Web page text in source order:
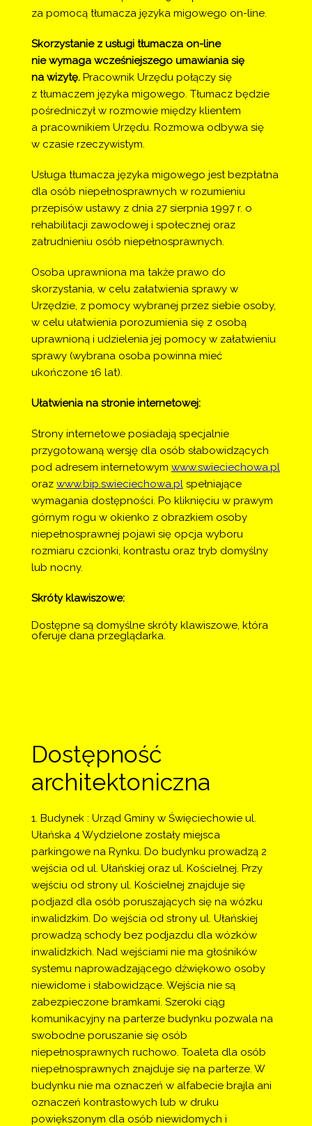
za pomocą tłumacza języka migowego on-line.
Skorzystanie z usługi tłumacza on-line
nie wymaga wcześniejszego umawiania się
na wizytę. Pracownik Urzędu połączy się
z tłumaczem języka migowego. Tłumacz będzie
pośredniczył w rozmowie między klientem
a pracownikiem Urzędu. Rozmowa odbywa się
w czasie rzeczywistym.
Usługa tłumacza języka migowego jest bezpłatna
dla osób niepełnosprawnych w rozumieniu
przepisów ustawy z dnia 27 sierpnia 1997 r. o
rehabilitacji zawodowej i społecznej oraz
zatrudnieniu osób niepełnosprawnych.
Osoba uprawniona ma także prawo do
skorzystania, w celu załatwienia sprawy w
Urzędzie, z pomocy wybranej przez siebie osoby,
w celu ułatwienia porozumienia się z osobą
uprawnioną i udzielenia jej pomocy w załatwieniu
sprawy (wybrana osoba powinna mieć
ukończone 16 lat).
Ułatwienia na stronie internetowej:
Strony internetowe posiadają specjalnie
przygotowaną wersję dla osób słabowidzących
pod adresem internetowym www.swieciechowa.pl
oraz www.bip.swieciechowa.pl spełniające
wymagania dostępności. Po kliknięciu w prawym
górnym rogu w okienko z obrazkiem osoby
niepełnosprawnej pojawi się opcja wyboru
rozmiaru czcionki, kontrastu oraz tryb domyślny
lub nocny.
Skróty klawiszowe:
Dostępne są domyślne skróty klawiszowe, która
oferuje dana przeglądarka.
Dostępność
architektoniczna
1. Budynek : Urząd Gminy w Święciechowie ul.
Ułańska 4 Wydzielone zostały miejsca
parkingowe na Rynku. Do budynku prowadzą 2
wejścia od ul. Ułańskiej oraz ul. Kościelnej. Przy
wejściu od strony ul. Kościelnej znajduje się
podjazd dla osób poruszających się na wózku
inwalidzkim. Do wejścia od strony ul. Ułańskiej
prowadzą schody bez podjazdu dla wózków
inwalidzkich. Nad wejściami nie ma głośników
systemu naprowadzającego dźwiękowo osoby
niewidome i słabowidzące. Wejścia nie są
zabezpieczone bramkami. Szeroki ciąg
komunikacyjny na parterze budynku pozwala na
swobodne poruszanie się osób
niepełnosprawnych ruchowo. Toaleta dla osób
niepełnosprawnych znajduje się na parterze. W
budynku nie ma oznaczeń w alfabecie brajla ani
oznaczeń kontrastowych lub w druku
powiększonym dla osób niewidomych i